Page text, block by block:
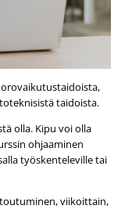
taidoista.
olla. Kipu voi olla
ohjaaminen
työskenteleville tai
viikoittain,